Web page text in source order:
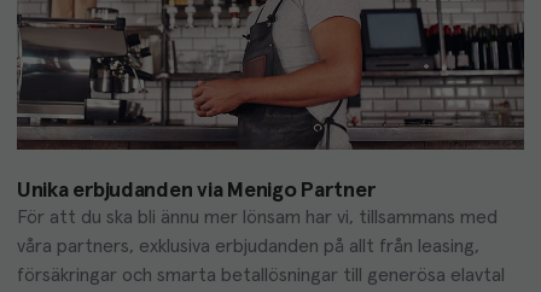
Unika erbjudanden via Menigo Partner
För att du ska bli ännu mer lönsam har vi, tillsammans med
våra partners, exklusiva erbjudanden på allt från leasing,
försäkringar och smarta betallösningar till generösa elavtal